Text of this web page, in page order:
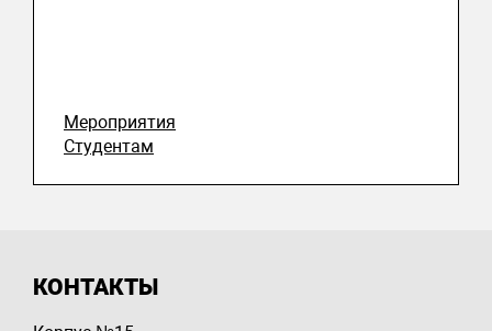
Мероприятия
Студентам
КОНТАКТЫ